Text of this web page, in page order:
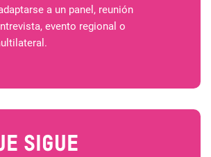
a un panel, reunión
evento regional o
sigue